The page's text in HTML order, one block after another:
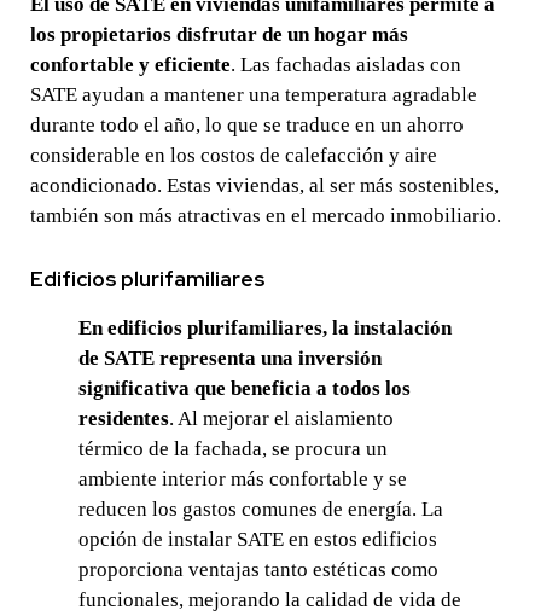
los propietarios disfrutar de un hogar más
confortable y eficiente. Las fachadas aisladas con
SATE ayudan a mantener una temperatura agradable
durante todo el año, lo que se traduce en un ahorro
considerable en los costos de calefacción y aire
acondicionado. Estas viviendas, al ser más sostenibles,
también son más atractivas en el mercado inmobiliario.
Edificios plurifamiliares
En edificios plurifamiliares, la instalación
de SATE representa una inversión
significativa que beneficia a todos los
residentes. Al mejorar el aislamiento
térmico de la fachada, se procura un
ambiente interior más confortable y se
reducen los gastos comunes de energía. La
opción de instalar SATE en estos edificios
proporciona ventajas tanto estéticas como
funcionales, mejorando la calidad de vida de